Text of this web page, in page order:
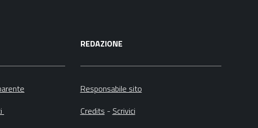
REDAZIONE
Responsabile sito
Credits - Scrivici